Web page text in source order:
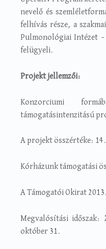
nevelő és
felhívás része, a
Pulmonológiai Intézet
felügyeli.
Projekt jellemzői:
Konzorciumi
támogatásintenzitású
A projekt összértéke:
Kórházunk támogatási
A Támogatói Okirat
Megvalósítási időszak:
október 31.